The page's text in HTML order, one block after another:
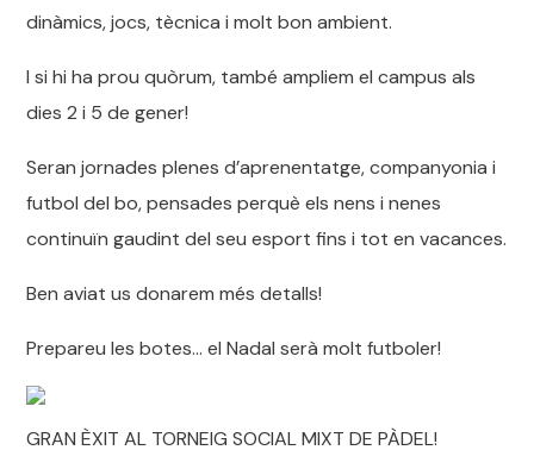
dinàmics, jocs, tècnica i molt bon ambient.
I si hi ha prou quòrum, també ampliem el campus als
dies 2 i 5 de gener!
Seran jornades plenes d’aprenentatge, companyonia i
futbol del bo, pensades perquè els nens i nenes
continuïn gaudint del seu esport fins i tot en vacances.
Ben aviat us donarem més detalls!
Prepareu les botes… el Nadal serà molt futboler!
GRAN ÈXIT AL TORNEIG SOCIAL MIXT DE PÀDEL!